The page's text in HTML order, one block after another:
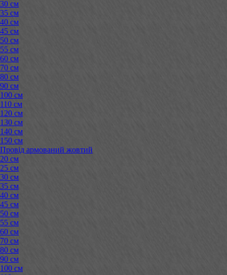
30 см
35 см
40 см
45 см
50 см
55 см
60 см
70 см
80 см
90 см
100 см
110 см
120 см
130 см
140 см
150 см
Провід армований жовтий
20 см
25 см
30 см
35 см
40 см
45 см
50 см
55 см
60 см
70 см
80 см
90 см
100 см